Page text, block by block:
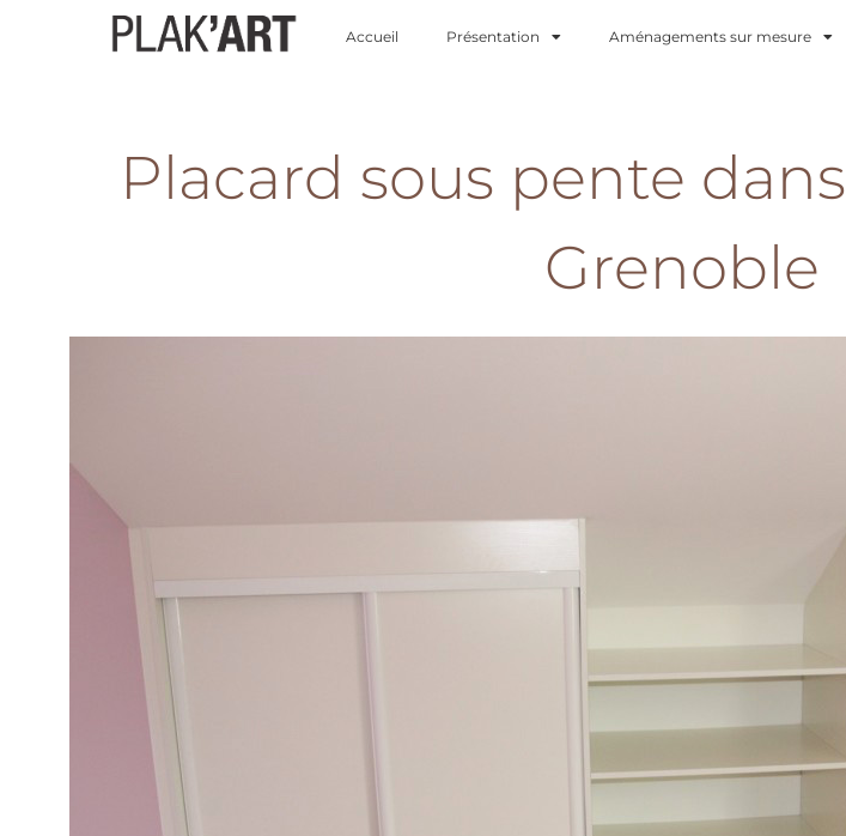
Accueil Présentation Aménagements sur mesure
Placard sous pente
Grenoble